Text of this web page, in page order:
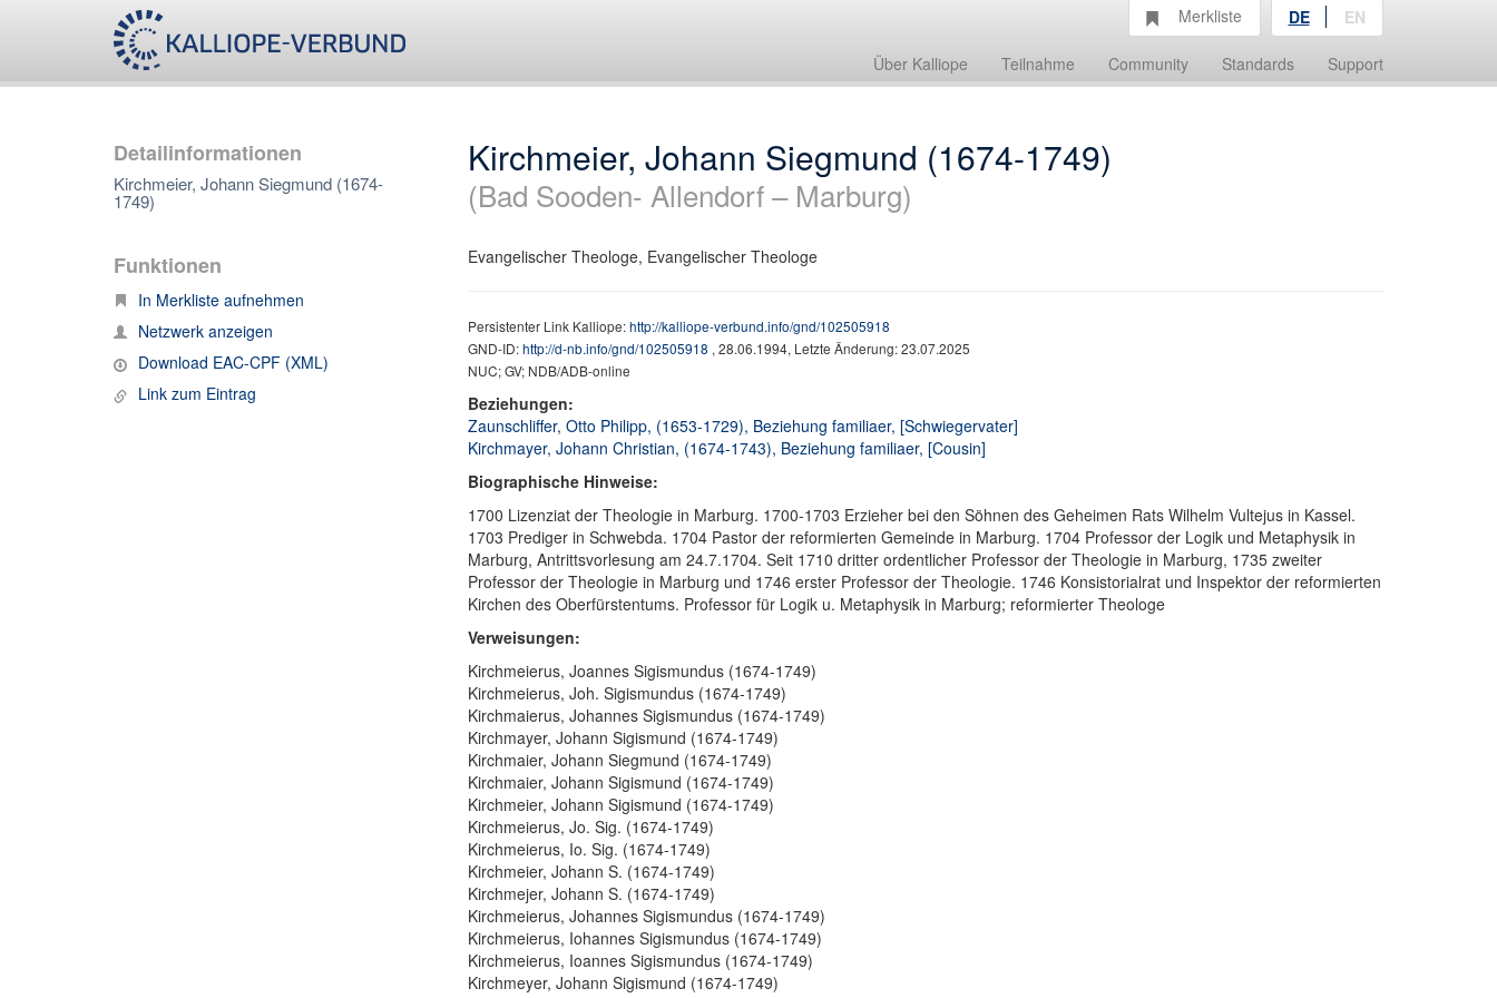
Über Kalliope Teilnahme Community Standards Support
Merkliste DE EN
Detailinformationen
Kirchmeier, Johann Siegmund (1674-
1749)
Funktionen
In Merkliste aufnehmen
Netzwerk anzeigen
Download EAC-CPF (XML)
Link zum Eintrag
Kirchmeier, Johann Siegmund (1674-1749)
(Bad Sooden- Allendorf – Marburg)
Evangelischer Theologe, Evangelischer Theologe
Persistenter Link Kalliope:http://kalliope-verbund.info/gnd/102505918
GND-ID:http://d-nb.info/gnd/102505918 , 28.06.1994, Letzte Änderung: 23.07.2025
NUC; GV; NDB/ADB-online
Beziehungen:
Zaunschliffer, Otto Philipp, (1653-1729), Beziehung familiaer, [Schwiegervater]
Kirchmayer, Johann Christian, (1674-1743), Beziehung familiaer, [Cousin]
Biographische Hinweise:
1700 Lizenziat der Theologie in Marburg. 1700-1703 Erzieher bei den Söhnen des Geheimen Rats Wilhelm Vultejus in Kassel.
1703 Prediger in Schwebda. 1704 Pastor der reformierten Gemeinde in Marburg. 1704 Professor der Logik und Metaphysik in
Marburg, Antrittsvorlesung am 24.7.1704. Seit 1710 dritter ordentlicher Professor der Theologie in Marburg, 1735 zweiter
Professor der Theologie in Marburg und 1746 erster Professor der Theologie. 1746 Konsistorialrat und Inspektor der reformierten
Kirchen des Oberfürstentums. Professor für Logik u. Metaphysik in Marburg; reformierter Theologe
Verweisungen:
Kirchmeierus, Joannes Sigismundus (1674-1749)
Kirchmeierus, Joh. Sigismundus (1674-1749)
Kirchmaierus, Johannes Sigismundus (1674-1749)
Kirchmayer, Johann Sigismund (1674-1749)
Kirchmaier, Johann Siegmund (1674-1749)
Kirchmaier, Johann Sigismund (1674-1749)
Kirchmeier, Johann Sigismund (1674-1749)
Kirchmeierus, Jo. Sig. (1674-1749)
Kirchmeierus, Io. Sig. (1674-1749)
Kirchmeier, Johann S. (1674-1749)
Kirchmejer, Johann S. (1674-1749)
Kirchmeierus, Johannes Sigismundus (1674-1749)
Kirchmeierus, Iohannes Sigismundus (1674-1749)
Kirchmeierus, Ioannes Sigismundus (1674-1749)
Kirchmeyer, Johann Sigismund (1674-1749)